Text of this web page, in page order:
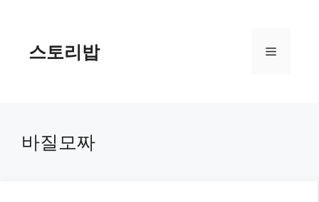
스토리밥 메
바질모짜